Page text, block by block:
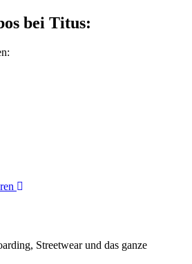
bei Titus:
Streetwear und das ganze